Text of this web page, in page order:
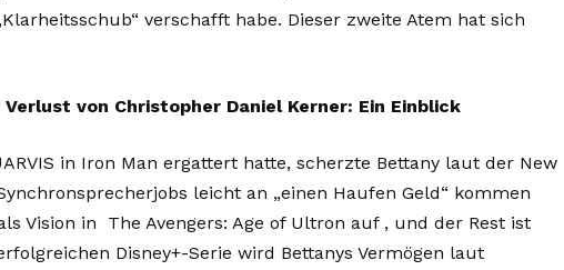
verschafft habe. Dieser zweite Atem hat sich
Verlust von Christopher Daniel Kerner: Ein Einblick
in Iron Man ergattert hatte, scherzte Bettany laut der New
leicht an „einen Haufen Geld“ kommen
Vision in The Avengers: Age of Ultron auf , und der Rest ist
Disney+-Serie wird Bettanys Vermögen laut